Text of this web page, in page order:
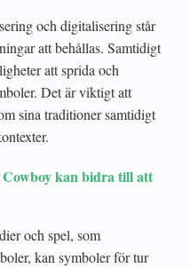
och digitalisering står
att behållas. Samtidigt
att sprida och
Det är viktigt att
sina traditioner samtidigt
kan bidra till att
och spel, som
kan symboler för tur